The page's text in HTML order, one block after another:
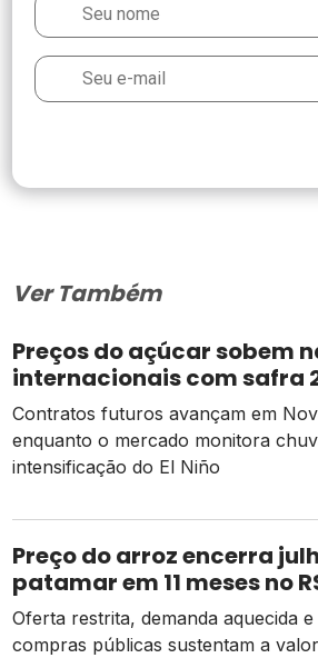
Ver Também
Preços do açúcar sobem
internacionais com safra
apertada
Contratos futuros avançam em
enquanto o mercado monitora
intensificação do El Niño
Preço do arroz encerra
patamar em 11 meses no
Oferta restrita, demanda aquecida
compras públicas sustentam a